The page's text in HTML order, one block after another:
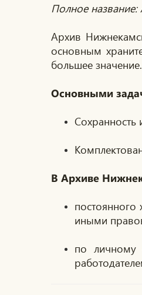
Полное
Архив
основным
большее значение.
Основными
Сохранность
В Архиве
иными
по личному